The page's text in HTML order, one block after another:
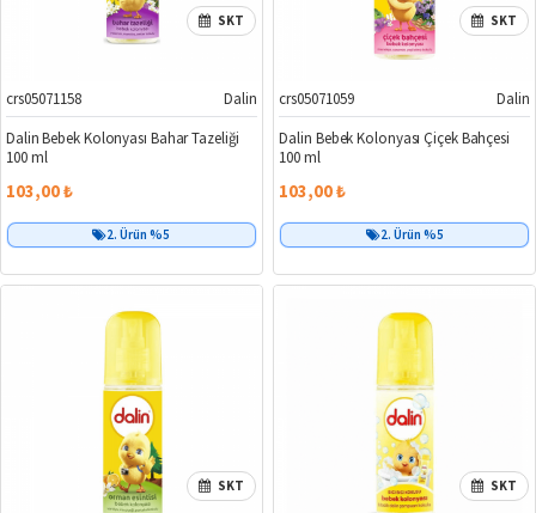
SKT
crs05071158
Dalin
Dalin Bebek Kolonyası Bahar Tazeliği
100 ml
103,00 ₺
2. Ürün %5
SKT
crs05071059
Dalin
Dalin Bebek Kolonyası Çiçek Bahçesi
100 ml
103,00 ₺
2. Ürün %5
SKT SKT